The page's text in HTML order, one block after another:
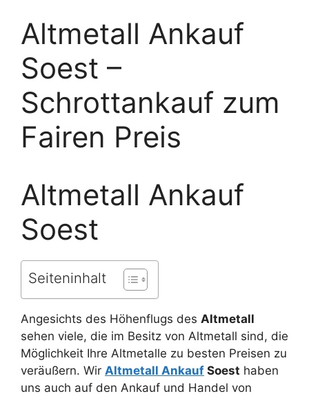
Altmetall Ankauf
Soest –
Schrottankauf zum
Fairen Preis
Altmetall Ankauf
Soest
Seiteninhalt
Angesichts des Höhenflugs des Altmetall
sehen viele, die im Besitz von Altmetall sind, die
Möglichkeit Ihre Altmetalle zu besten Preisen zu
veräußern. Wir Altmetall Ankauf Soest haben
uns auch auf den Ankauf und Handel von